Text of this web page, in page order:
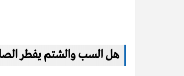
هل السب والشتم يفطر